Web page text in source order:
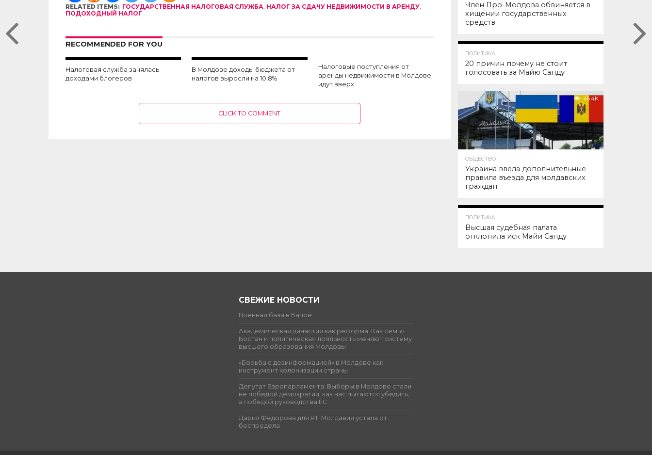
RELATED ITEMS: ГОСУДАРСТВЕННАЯ НАЛОГОВАЯ СЛУЖБА, НАЛОГ ЗА СДАЧУ НЕДВИЖИМОСТИ В АРЕНДУ,
ПОДОХОДНЫЙ НАЛОГ
RECOMMENDED FOR YOU
Налоговая служба занялась
доходами блогеров
В Молдове доходы бюджета от
налогов выросли на 10,8%
Налоговые поступления от
аренды недвижимости в Молдове
идут вверх
CLICK TO COMMENT
Член Про-Молдова обвиняется в
хищении государственных
средств
ПОЛИТИКА
20 причин почему не стоит
голосовать за Майю Санду
46.4K
ОБЩЕСТВО
Украина ввела дополнительные
правила въезда для молдавских
граждан
ПОЛИТИКА
Высшая судебная палата
отклонила иск Майи Санду
СВЕЖИЕ НОВОСТИ
Военная база в Бачое
Академическая династия как реформа. Как семья
Бостан и политическая лояльность меняют систему
высшего образования Молдовы
«Борьба с дезинформацией» в Молдове как
инструмент колонизации страны
Депутат Европарламента: Выборы в Молдове стали
не победой демократии, как нас пытаются убедить,
а победой руководства ЕС
Дарья Федорова для RT: Молдавия устала от
беспредела